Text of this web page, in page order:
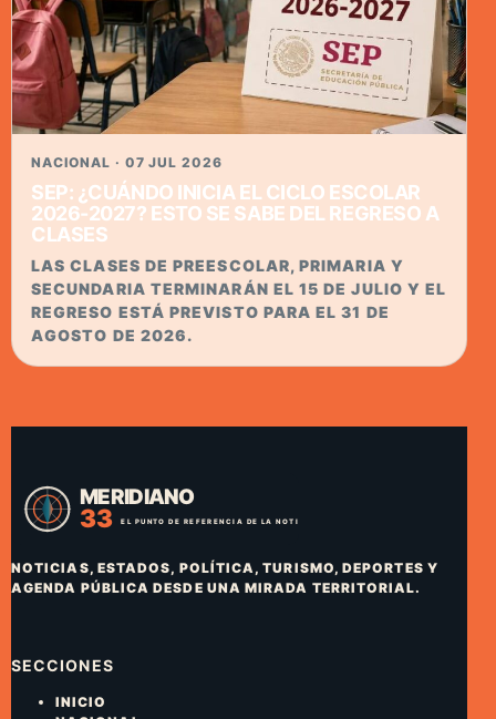
NACIONAL · 07 JUL 2026
SEP: ¿CUÁNDO INICIA EL CICLO ESCOLAR
2026-2027? ESTO SE SABE DEL REGRESO A
CLASES
LAS CLASES DE PREESCOLAR, PRIMARIA Y
SECUNDARIA TERMINARÁN EL 15 DE JULIO Y EL
REGRESO ESTÁ PREVISTO PARA EL 31 DE
AGOSTO DE 2026.
NOTICIAS, ESTADOS, POLÍTICA, TURISMO, DEPORTES Y
AGENDA PÚBLICA DESDE UNA MIRADA TERRITORIAL.
SECCIONES
INICIO